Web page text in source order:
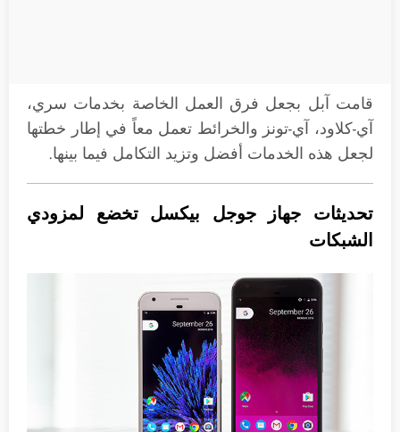
قامت آبل بجعل فرق العمل الخاصة بخدمات سري،
آي-كلاود، آي-تونز والخرائط تعمل معاً في إطار خطتها
لجعل هذه الخدمات أفضل وتزيد التكامل فيما بينها.
تحديثات جهاز جوجل بيكسل تخضع لمزودي
الشبكات